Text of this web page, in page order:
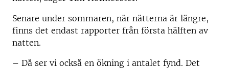
Senare under sommaren, när nätterna är längre,
finns det endast rapporter från första hälften av
natten.
– Då ser vi också en ökning i antalet fynd. Det